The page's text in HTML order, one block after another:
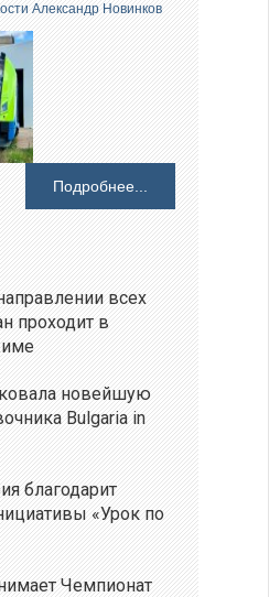
Александр Новинков
Подробнее...
всех
проходит в
новейшую
Bulgaria in
благодарит
«Урок по
Чемпионат